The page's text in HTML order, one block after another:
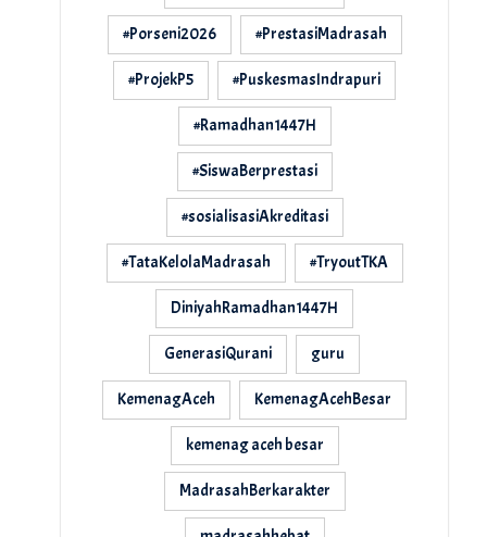
#Porseni2026 #PrestasiMadrasah
#ProjekP5 #PuskesmasIndrapuri
#Ramadhan1447H
#SiswaBerprestasi
#sosialisasiAkreditasi
#TataKelolaMadrasah #TryoutTKA
DiniyahRamadhan1447H
GenerasiQurani guru
KemenagAceh KemenagAcehBesar
kemenag aceh besar
MadrasahBerkarakter